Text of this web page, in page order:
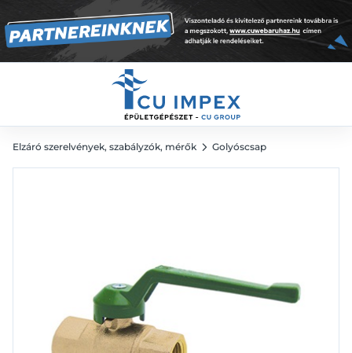
Elzáró szerelvények, szabályzók, mérők Golyóscsap
23 636 Ft